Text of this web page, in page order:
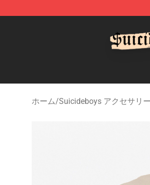
ホーム/Suicideboys アクセサリー